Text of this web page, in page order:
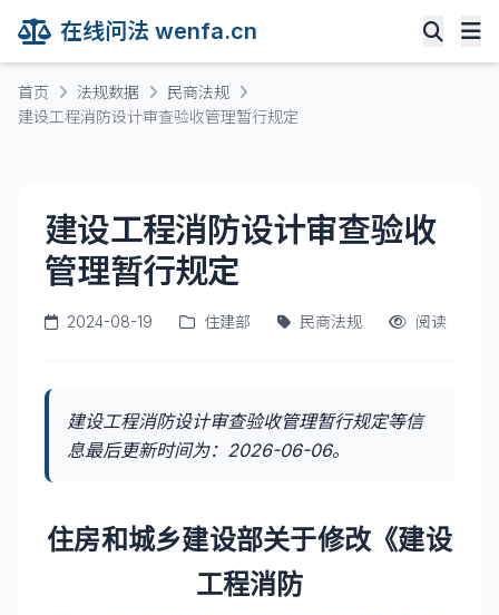
在线问法 wenfa.cn
首页 法规数据
民商法规
建设工程消防设计审查验收管理暂行规定
建设工程消防设计审查验收
管理暂行规定
2024-08-19 住建部 民商法规 阅读
建设工程消防设计审查验收管理暂行规定等信
息最后更新时间为：2026-06-06。
住房和城乡建设部关于修改《建设
工程消防